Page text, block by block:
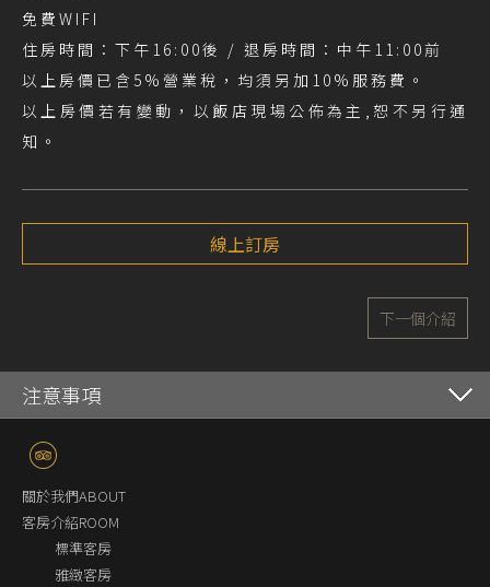
免費WIFI
住房時間：下午16:00後 / 退房時間：中午11:00前
以上房價已含5%營業稅，均須另加10%服務費。
以上房價若有變動，以飯店現場公佈為主,恕不另行通
知。
線上訂房
下一個介紹
注意事項
關於我們ABOUT
客房介紹ROOM
標準客房
雅緻客房